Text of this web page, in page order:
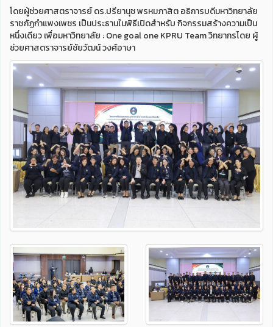
โดยผู้ช่วยศาสตราจารย์ ดร.ปรียานุช พรหมภาสิต อธิการบดีมหาวิทยาลัย
ราชภัฏกำแพงเพชร เป็นประธานในพิธีเปิดสำหรับ กิจกรรมสร้างความเป็น
หนึ่งเดียว เพื่อมหาวิทยาลัย : One goal one KPRU Team วิทยากรโดย ผู้
ช่วยศาสตราจารย์ชัยวัฒน์ วงศ์อาษา